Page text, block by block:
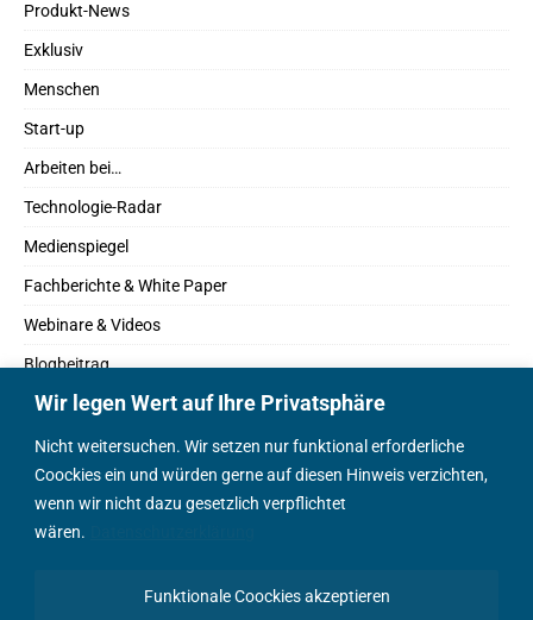
Wir legen Wert auf Ihre Privatsphäre
Nicht weitersuchen. Wir setzen nur funktional erforderliche
Coockies ein und würden gerne auf diesen Hinweis verzichten,
wenn wir nicht dazu gesetzlich verpflichtet
wären.
Funktionale Coockies akzeptieren
Produkt-News
Exklusiv
Menschen
Start-up
Arbeiten bei…
Technologie-Radar
Medienspiegel
Fachberichte & White Paper
Webinare & Videos
Blogbeitrag
Fachbücher
Marktreport
Podcasts
Positionspapier
English Content